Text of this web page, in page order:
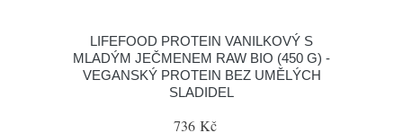
LIFEFOOD PROTEIN VANILKOVÝ S
MLADÝM JEČMENEM RAW BIO (450 G) -
VEGANSKÝ PROTEIN BEZ UMĚLÝCH
SLADIDEL
736 Kč